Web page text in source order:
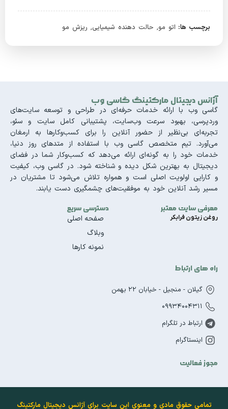
برچسب ها: اتو مو, حالت دهنده شیمیایی, ریزش مو
آژانس دیجیتال مارکتینگ گاسی وب
گاسی وب با ارائه خدمات حرفه‌ای در طراحی و توسعه سایت‌های
وردپرسی، بهبود سرعت وب‌سایت، پشتیبانی کامل سایت و سئو،
تجربه‌ای بی‌نظیر از حضور آنلاین را برای کسب‌وکارها به ارمغان
می‌آورد. تیم متخصص گاسی وب با استفاده از متدهای روز دنیا،
خدمات خود را به گونه‌ای ارائه می‌دهد که کسب‌وکار شما در فضای
دیجیتال به بهترین شکل دیده و شناخته شود. در گاسی وب، کیفیت
و کارایی اولویت اصلی است و همواره تلاش می‌شود تا مشتریان در
مسیر رشد آنلاین خود به موفقیت‌های چشمگیری دست یابند.
معرفی سایت معتبر
روغن زیتون فرابکر
دسترسی سریع
صفحه اصلی
وبلاگ
نمونه کارها
راه های ارتباط
گیلان - منجیل - خیابان 22 بهمن
09934004311
ارتباط در تلگرام
اینستاگرام
مجوز فعالیت
تمامی حقوق مادی و معنوی این سایت برای آژانس دیجیتال مارکتینگ